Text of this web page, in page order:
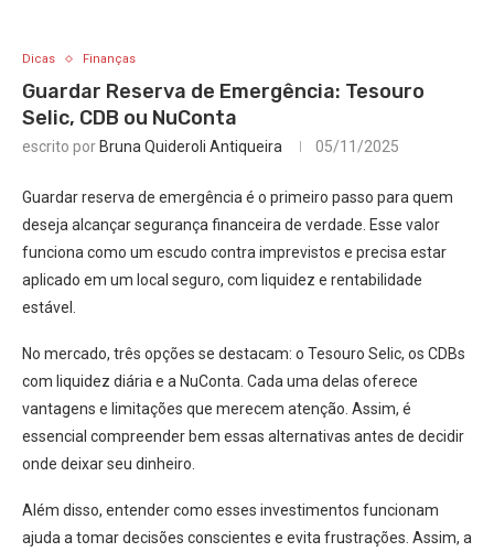
Dicas Finanças
Guardar Reserva de Emergência: Tesouro
Selic, CDB ou NuConta
escrito por Bruna Quideroli Antiqueira 05/11/2025
Guardar reserva de emergência é o primeiro passo para quem
deseja alcançar segurança financeira de verdade. Esse valor
funciona como um escudo contra imprevistos e precisa estar
aplicado em um local seguro, com liquidez e rentabilidade
estável.
No mercado, três opções se destacam: o Tesouro Selic, os CDBs
com liquidez diária e a NuConta. Cada uma delas oferece
vantagens e limitações que merecem atenção. Assim, é
essencial compreender bem essas alternativas antes de decidir
onde deixar seu dinheiro.
Além disso, entender como esses investimentos funcionam
ajuda a tomar decisões conscientes e evita frustrações. Assim, a